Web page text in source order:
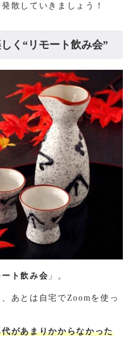
散していきましょう！
く“リモート飲み会”
ート飲み会 」。
あとは自宅でZoomを使っ
代があまりかからなかった